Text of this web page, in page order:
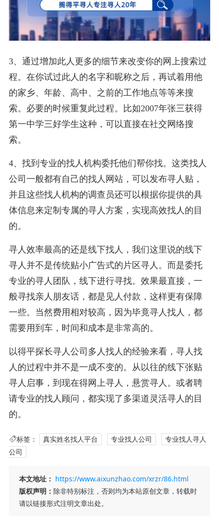
3、通过增加此人更多的细节来改变你的网上搜索过
程。在你试过此人的名字和昵称之后，再试着用他
的家乡、年龄、高中、之前的工作地点等等来搜
索。必要的时候重复此过程。比如2007年张三获得
第一中学三好学生这种，可以直接在社交网络搜
索。
4、找到专业的找人机构委托他们帮你找。这类找人
公司一般都有自己的找人网站，可以发布寻人贴，
并且这些找人机构的调查员还可以根据你提供的具
体信息来定制专属的寻人方案，实现高效找人的目
的。
寻人效率最高的还是线下找人，我们这里说的线下
寻人并不是传统贴小广告式的片区寻人。而是委托
专业的寻人团队，线下进行寻找。效果最直接，一
般寻找亲人朋友话，都是见人付款，这样更有保障
一些。当然费用相对较高，因为毕竟寻人找人，都
需要用到车，时间和成本是非常高的。
以得平探长寻人公司多人找人的经验来看，寻人找
人的过程中并不是一成不变的。从以往的线下张贴
寻人启事，到现在得网上寻人，悬赏寻人。或者聘
请专业的找人顾问，都实现了多渠道灵活寻人的目
的。
标签： 真实姓名找人平台 专业找人公司
专业找人寻人
公司
本文地址： https://www.aixunzhao.com/xrzr/86.html
版权声明： 除非特别标注，否则均为本站原创文章，转载时
请以链接形式注明文章出处。